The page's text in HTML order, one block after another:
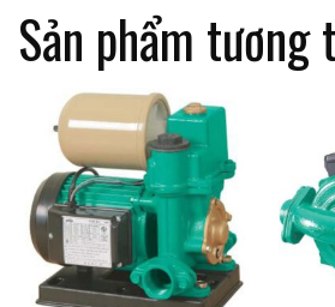
Sản phẩm tương